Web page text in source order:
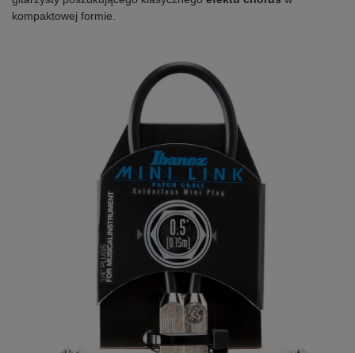
kompaktowej formie.